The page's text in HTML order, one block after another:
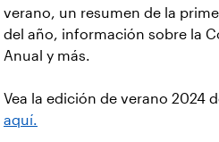
verano, un resumen de la
del año, información sobre la
Anual y más.
Vea la edición de verano 2024
aquí.